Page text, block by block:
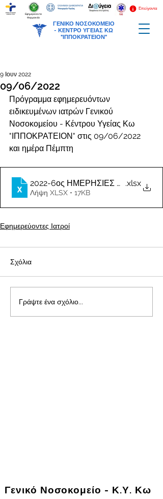
ΓΕΝΙΚΟ ΝΟΣΟΚΟΜΕΙΟ
- ΚΕΝΤΡΟ ΥΓΕΙΑΣ ΚΩ
"ΙΠΠΟΚΡΑΤΕΙΟΝ"
Επείγοντα
Εφημερεύοντα
Φαρμακεία
09/06/2022
9 Ιουν 2022
Πρόγραμμα εφημερευόντων
ειδικευμένων ιατρών Γενικού
Νοσοκομείου - Κέντρου Υγείας Κω
"ΙΠΠΟΚΡΑΤΕΙΟΝ" στις 09/06/2022
και ημέρα Πέμπτη
2022-6ος ΗΜΕΡΗΣΙΕΣ .xlsx
Λήψη XLSX • 17KB
Εφημερεύοντες Ιατροί
Σχόλια
Γράψτε ένα σχόλιο...
Γενικό Νοσοκομείο - Κ.Υ. Κω